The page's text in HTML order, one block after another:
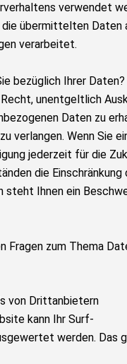
verwendet
die übermittelten
verarbeitet.
bezüglich Ihrer Daten?
unentgeltlich
Daten zu
verlangen. Wenn Sie
jederzeit für die
die
steht Ihnen ein
Fragen zum Thema
von Dritt­anbietern
kann Ihr Surf-
werden. Das